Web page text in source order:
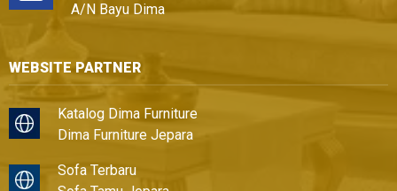
A/N Bayu Dima
WEBSITE PARTNER
Katalog Dima Furniture
Dima Furniture Jepara
Sofa Terbaru